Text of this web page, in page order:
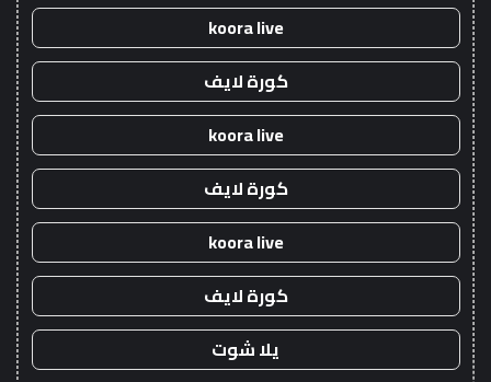
koora live
كورة لايف
koora live
كورة لايف
koora live
كورة لايف
يلا شوت